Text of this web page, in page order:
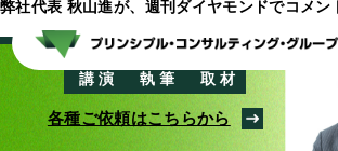
代表者紹介
出版物一覧
弊社代表 秋山進が、週刊ダイヤモンドでコメン
講演 執筆 取材
各種ご依頼はこちらから